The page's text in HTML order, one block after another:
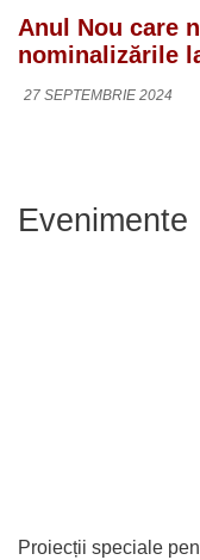
Anul Nou care
nominalizările
27 SEPTEMBRIE 2024
Evenimente
Proiecții speciale